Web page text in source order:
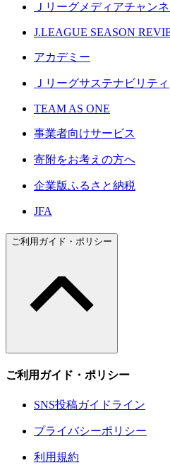
Ｊリーグメディアチャン
J.LEAGUE SEASON
アカデミー
Ｊリーグサステナビリティ
TEAM AS ONE
事業者向けサービス
寄附をお考えの方へ
企業版ふるさと納税
JFA
ご利用ガイド・ポリシー
ご利用ガイド・ポリシー
SNS投稿ガイドライン
プライバシーポリシー
利用規約